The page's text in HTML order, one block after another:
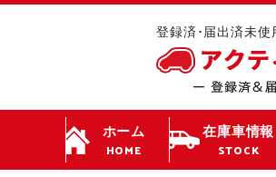
登録済･届出済未
ホーム
HOME
在庫車情報
STOCK